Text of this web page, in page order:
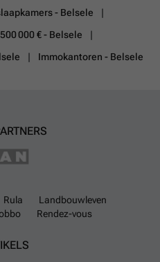
voor het stallen van fietsen, het
een echte troef. Hier geniet u in
zoninval gedurende de hele
van ca. 8 m² geeft toegang tot
of combinatie hiervan. Hierdoor
tot 4 slaapkamers,
- Belsele
000 € - Belsele
Immokantoren - Belsele
Rula
Landbouwleven
Rendez-vous